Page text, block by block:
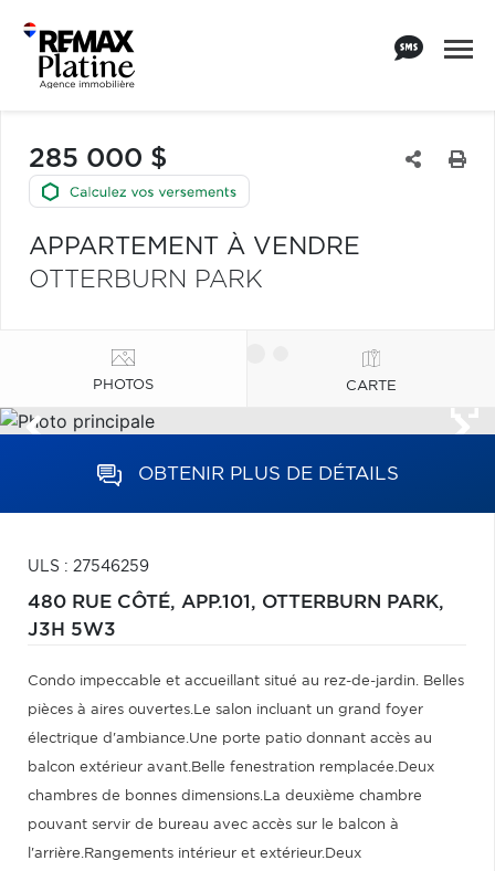
285 000 $
APPARTEMENT À VENDRE
OTTERBURN PARK
PHOTOS CARTE
OBTENIR PLUS DE DÉTAILS
ULS : 27546259
480 RUE CÔTÉ, APP.101, OTTERBURN PARK,
J3H 5W3
Condo impeccable et accueillant situé au rez-de-jardin. Belles
pièces à aires ouvertes.Le salon incluant un grand foyer
électrique d'ambiance.Une porte patio donnant accès au
balcon extérieur avant.Belle fenestration remplacée.Deux
chambres de bonnes dimensions.La deuxième chambre
pouvant servir de bureau avec accès sur le balcon à
l'arrière.Rangements intérieur et extérieur.Deux